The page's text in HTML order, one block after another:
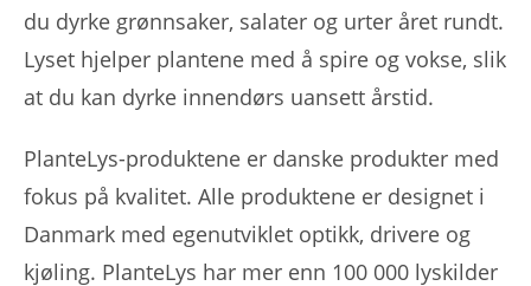
du dyrke grønnsaker, salater og urter året rundt.
Lyset hjelper plantene med å spire og vokse, slik
at du kan dyrke innendørs uansett årstid.
PlanteLys-produktene er danske produkter med
fokus på kvalitet. Alle produktene er designet i
Danmark med egenutviklet optikk, drivere og
kjøling. PlanteLys har mer enn 100 000 lyskilder